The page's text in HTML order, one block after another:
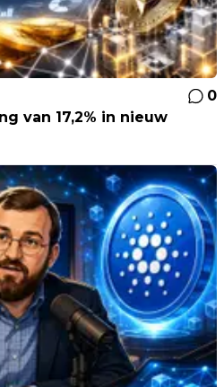
0
van 17,2% in nieuw